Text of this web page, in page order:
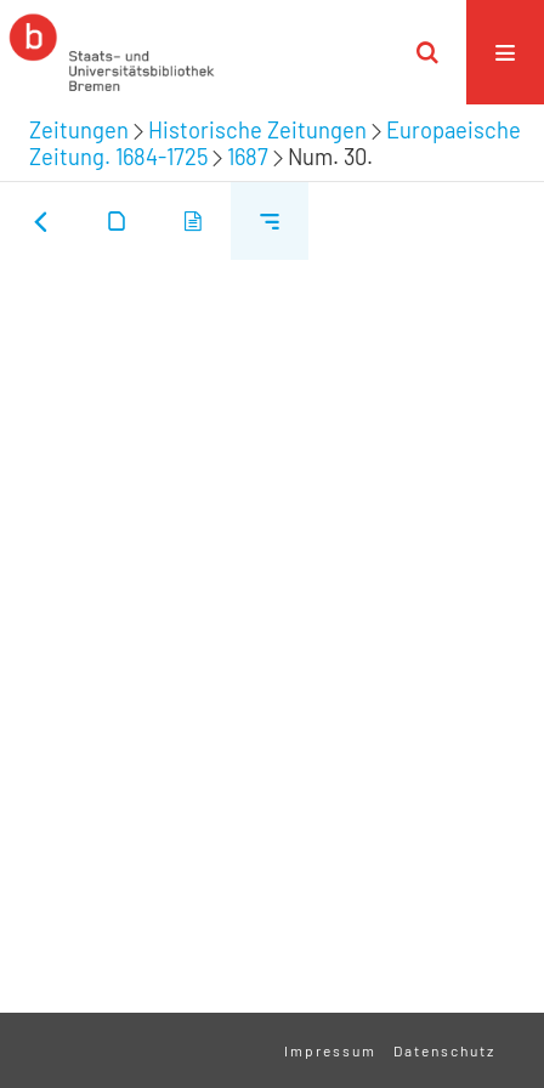
Zeitungen Historische Zeitungen
Europaeische
Zeitung. 1684-1725
1687 Num. 30.
Impressum Datenschutz